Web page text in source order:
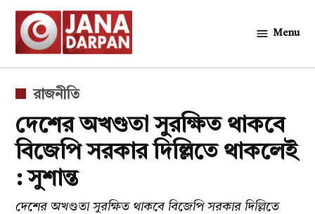
Skip
content
Menu
POSTED
রাজনীতি
দেশের অখণ্ডতা সুরক্ষিত থাকবে
বিজেপি সরকার দিল্লিতে থাকলেই
: সুশান্ত
দেশের অখণ্ডতা সুরক্ষিত থাকবে বিজেপি সরকার দিল্লিতে